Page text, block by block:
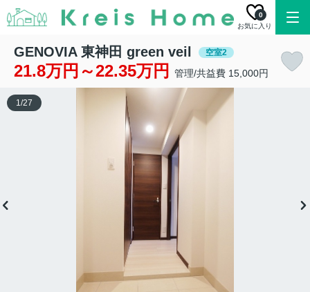
お気に入り
0
GENOVIA 東神田 green veil 空室2
21.8万円～22.35万円 管理/共益費 15,000円
1/27